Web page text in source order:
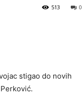
0
513
stigao do novih